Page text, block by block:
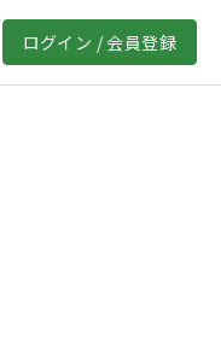
ログイン / 会員登録